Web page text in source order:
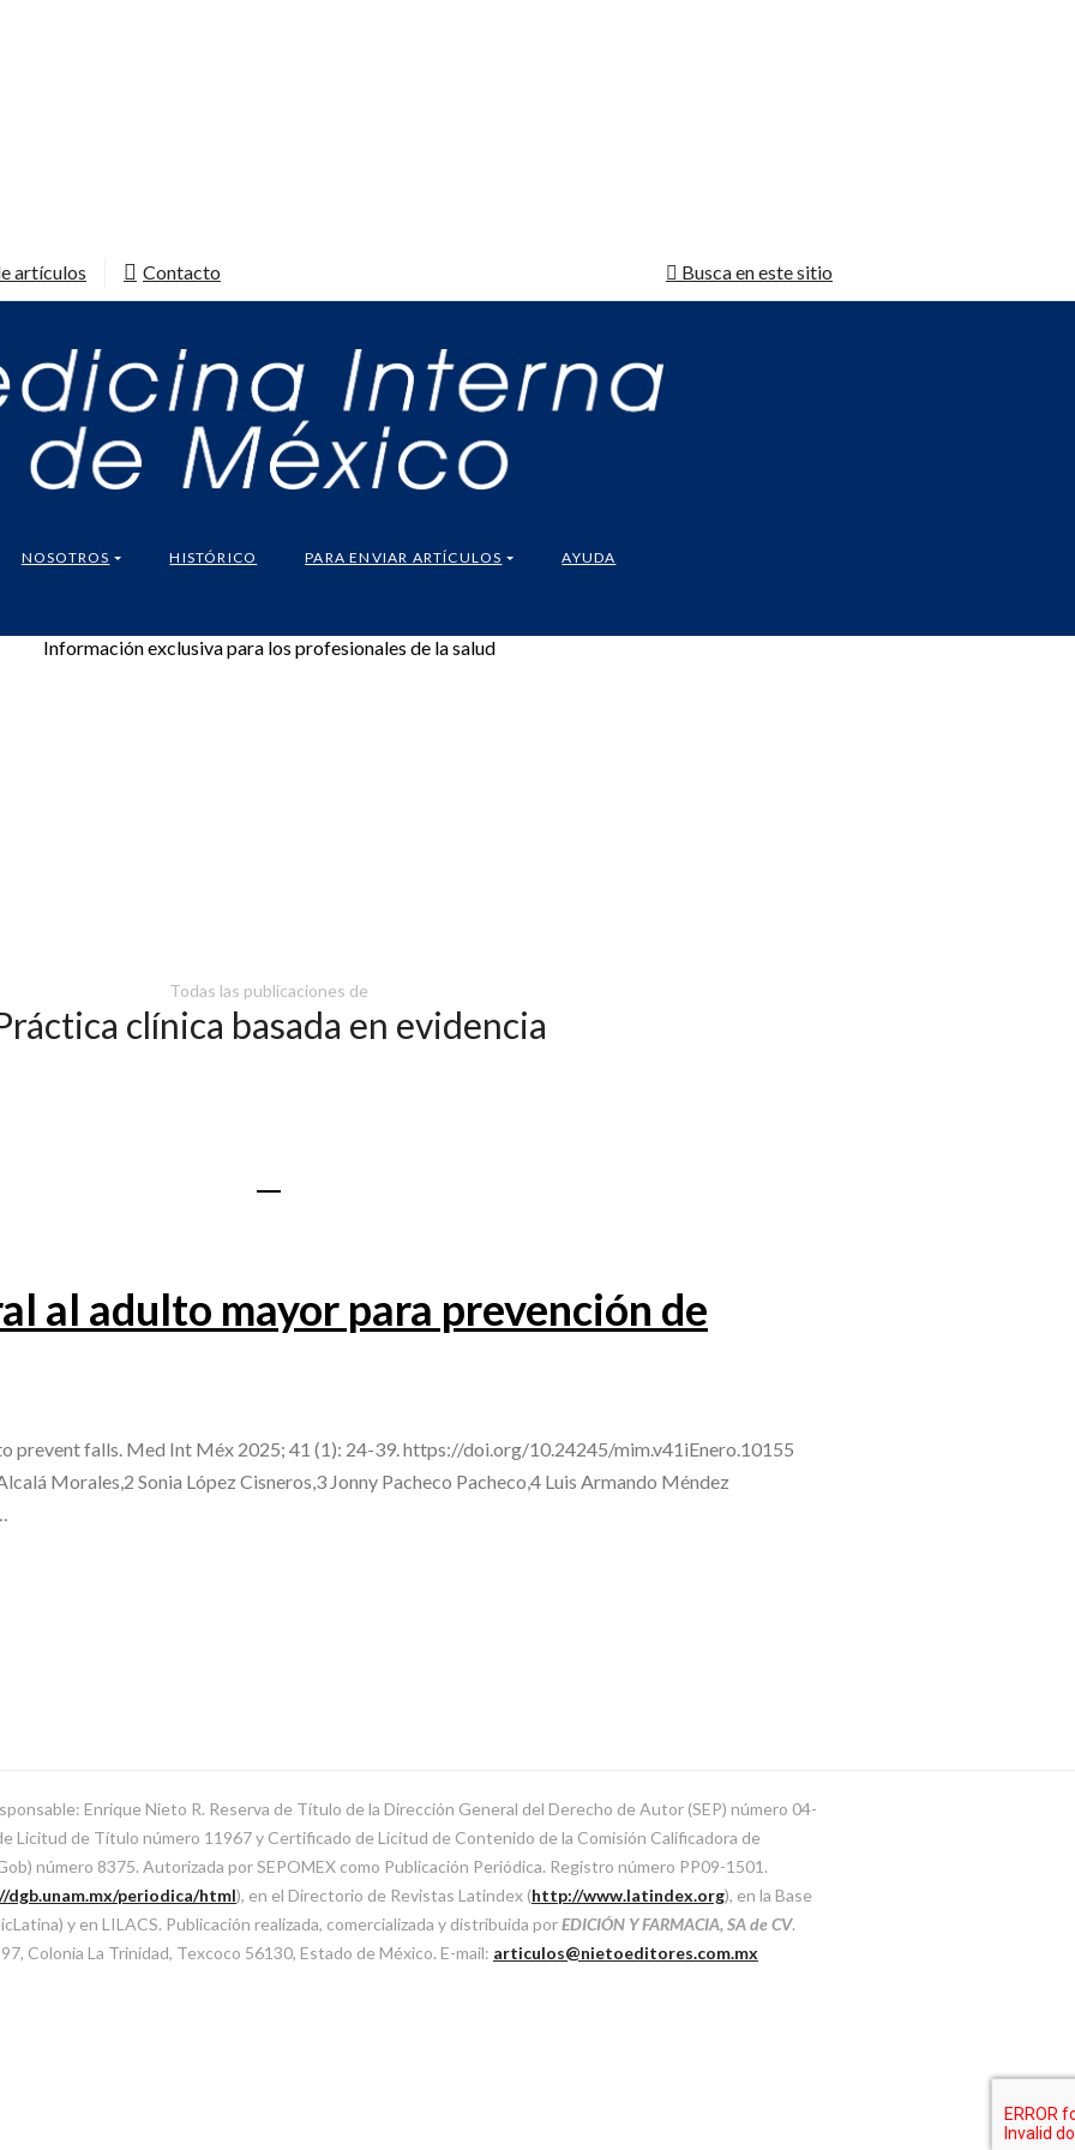
artículos Contacto Busca en este sitio
NOSOTROS HISTÓRICO PARA ENVIAR ARTÍCULOS AYUDA
Información exclusiva para los profesionales de la salud
Todas las publicaciones de
clínica basada en evidencia
al adulto mayor para prevención de
prevent falls. Med Int Méx 2025; 41 (1): 24-39. https://doi.org/10.24245/mim.v41iEnero.10155
Morales,2 Sonia López Cisneros,3 Jonny Pacheco Pacheco,4 Luis Armando Méndez
Enrique Nieto R. Reserva de Título de la Dirección General del Derecho de Autor (SEP) número 04-
Licitud de Título número 11967 y Certificado de Licitud de Contenido de la Comisión Calificadora de
número 8375. Autorizada por SEPOMEX como Publicación Periódica. Registro número PP09-1501.
dgb.unam.mx/periodica/html), en el Directorio de Revistas Latindex (http://www.latindex.org), en la Base
y en LILACS. Publicación realizada, comercializada y distribuida porEDICIÓN Y FARMACIA, SA de CV.
Colonia La Trinidad, Texcoco 56130, Estado de México. E-mail: articulos@nietoeditores.com.mx